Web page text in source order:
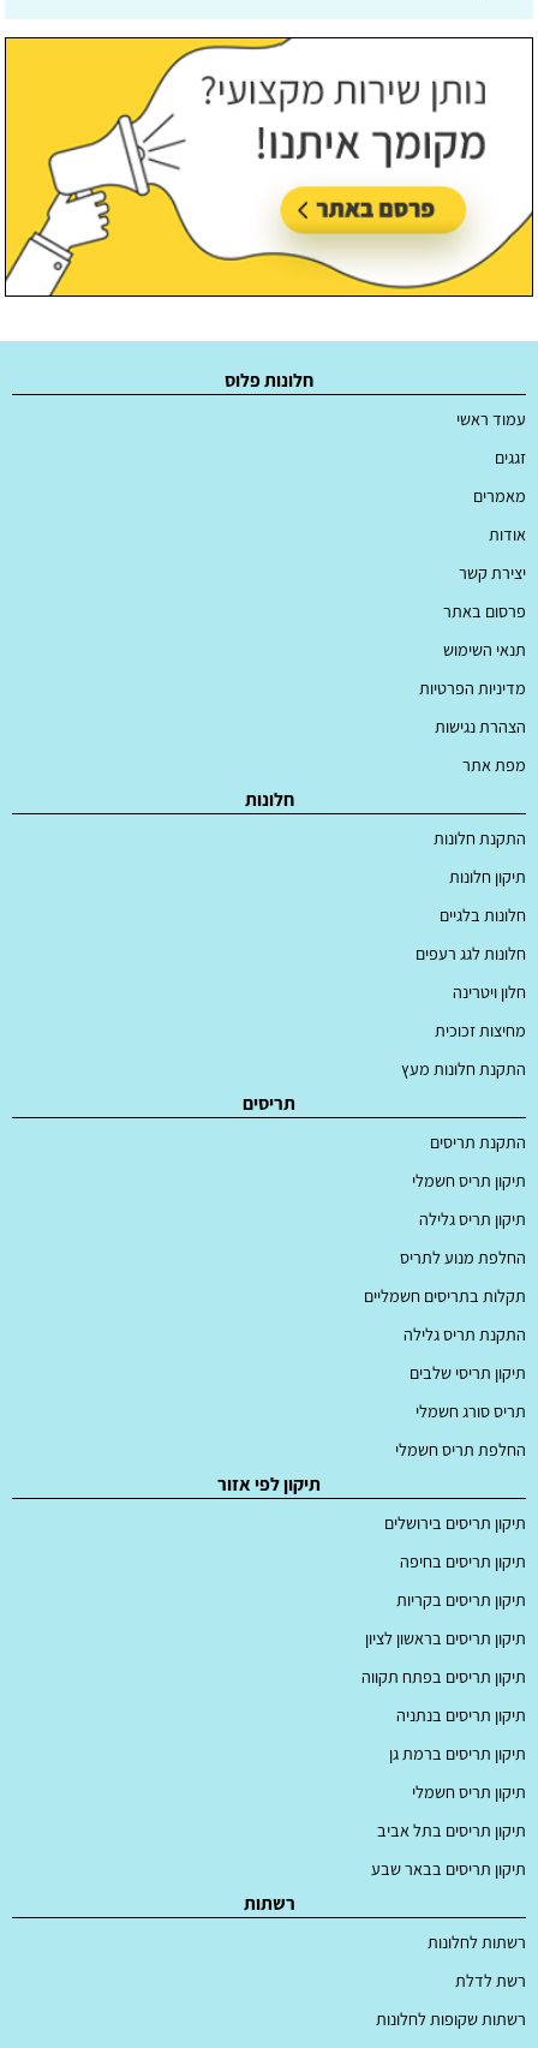
חלונות פלוס
עמוד ראשי
זגגים
מאמרים
אודות
יצירת קשר
פרסום באתר
תנאי השימוש
מדיניות הפרטיות
הצהרת נגישות
מפת אתר
חלונות
התקנת חלונות
תיקון חלונות
חלונות בלגיים
חלונות לגג רעפים
חלון ויטרינה
מחיצות זכוכית
התקנת חלונות מעץ
תריסים
התקנת תריסים
תיקון תריס חשמלי
תיקון תריס גלילה
החלפת מנוע לתריס
תקלות בתריסים חשמליים
התקנת תריס גלילה
תיקון תריסי שלבים
תריס סורג חשמלי
החלפת תריס חשמלי
תיקון לפי אזור
תיקון תריסים בירושלים
תיקון תריסים בחיפה
תיקון תריסים בקריות
תיקון תריסים בראשון לציון
תיקון תריסים בפתח תקווה
תיקון תריסים בנתניה
תיקון תריסים ברמת גן
תיקון תריס חשמלי
תיקון תריסים בתל אביב
תיקון תריסים בבאר שבע
רשתות
רשתות לחלונות
רשת לדלת
רשתות שקופות לחלונות